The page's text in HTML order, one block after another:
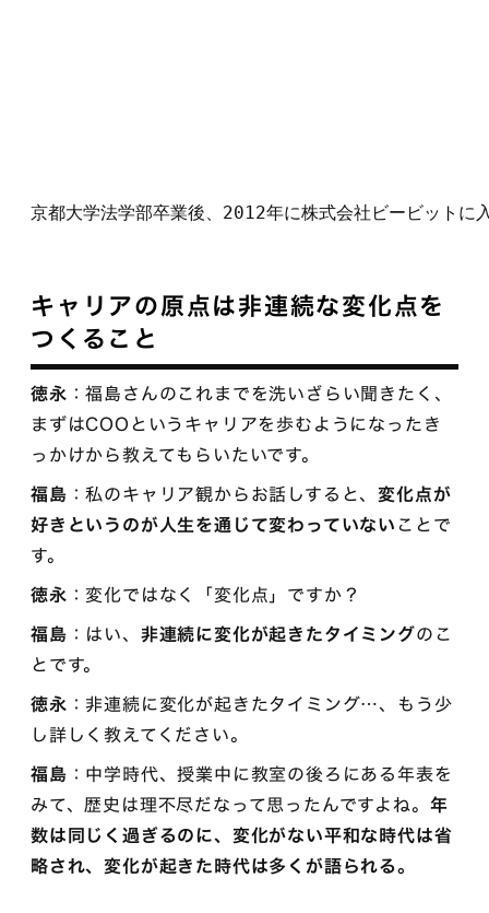
京都大学法学部卒業後、2012年に株式会社ビービットに
キャリアの原点は非連続な変化点を
つくること
徳永 ：福島さんのこれまでを洗いざらい聞きたく、
まずはCOOというキャリアを歩むようになったき
っかけから教えてもらいたいです。
福島 ：私のキャリア観からお話しすると、変化点が
好きというのが人生を通じて変わっていないことで
す。
徳永 ：変化ではなく「変化点」ですか？
福島 ：はい、 非連続に変化が起きたタイミングのこ
とです。
徳永 ：非連続に変化が起きたタイミング…、もう少
し詳しく教えてください。
福島 ：中学時代、授業中に教室の後ろにある年表を
みて、歴史は理不尽だなって思ったんですよね。 年
数は同じく過ぎるのに、変化がない平和な時代は省
略され、変化が起きた時代は多くが語られる。